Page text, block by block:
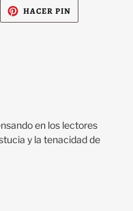
HACER PINPINEAR
PINTEREST
en los lectores
y la tenacidad de